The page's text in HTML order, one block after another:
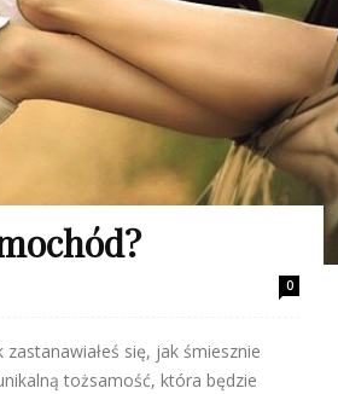
0
się, jak śmiesznie
tożsamość, która będzie